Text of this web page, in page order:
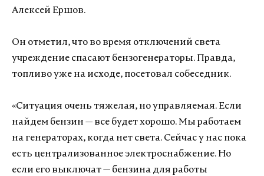
Алексей Ершов.
Он отметил, что во время отключений света
учреждение спасают бензогенераторы. Правда,
топливо уже на исходе, посетовал собеседник.
«Ситуация очень тяжелая, но управляемая. Если
найдем бензин — все будет хорошо. Мы работаем
на генераторах, когда нет света. Сейчас у нас пока
есть централизованное электроснабжение. Но
если его выключат — бензина для работы